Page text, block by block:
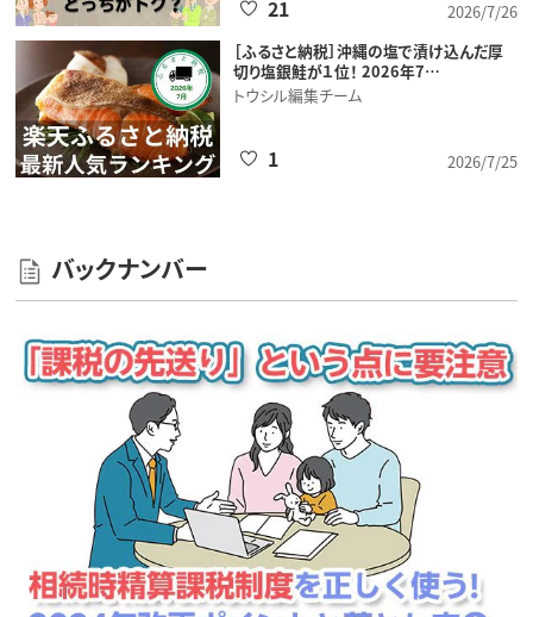
2026/7/26
21
［ふるさと納税］沖縄の塩で漬け込んだ厚
切り塩銀鮭が１位！ 2026年7…
トウシル編集チーム
2026/7/25
1
バックナンバー